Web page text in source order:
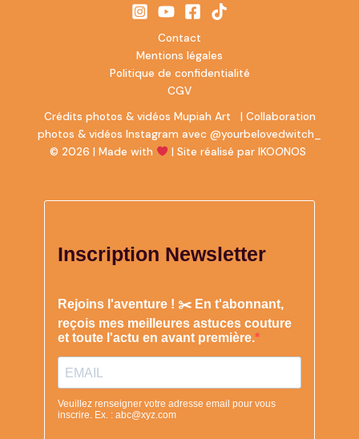
Contact
Mentions légales
Politique de confidentialité
CGV
Crédits photos & vidéos Mupiah Art
| Collaboration
photos & vidéos Instagram avec @yourbelovedwitch_
© 2026 | Made with
|Site réalisé par IKOONOS